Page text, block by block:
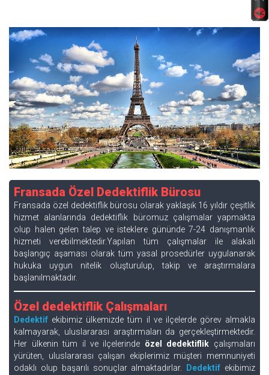
Fransada Özel Dedektiflik Bürosu
Fransada özel dedektiflik bürosu olarak yaklaşık 16 yıldır çeşitlik
hizmet alanlarında dedektiflik büromuz çalışmalar yapmakta
olup halen gelen talep ve isteklere gününde 7-24 danışmanlık
hizmeti verebilmektedir.Yapılan tüm çalışmalar ile alakalı
başlangıç aşaması olarak tüm yasal prosedürler uygulanarak
hukuka uygun nitelik oluşturulup, takip ve araştırmalara
başlanılmaktadır.
Özel dedektiflik Çalışmaları
Dedektif ekibimiz ülkemizde tüm il ve ilçelerde görev almakla
kalmayarak, uluslararası araştırmaları da gerçekleştirmektedir.
Her ülkenin tüm il ve ilçelerinde özel dedektiflik çalışmaları
yürüten, uluslararası çalışan ekiplerimiz müşteri memnuniyeti
odaklı olup başarılı sonuçlar almaktadırlar.
Dedektifekibimiz